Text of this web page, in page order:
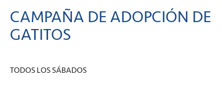
CAMPAÑA DE ADOPCIÓN DE
GATITOS
TODOS LOS SÁBADOS